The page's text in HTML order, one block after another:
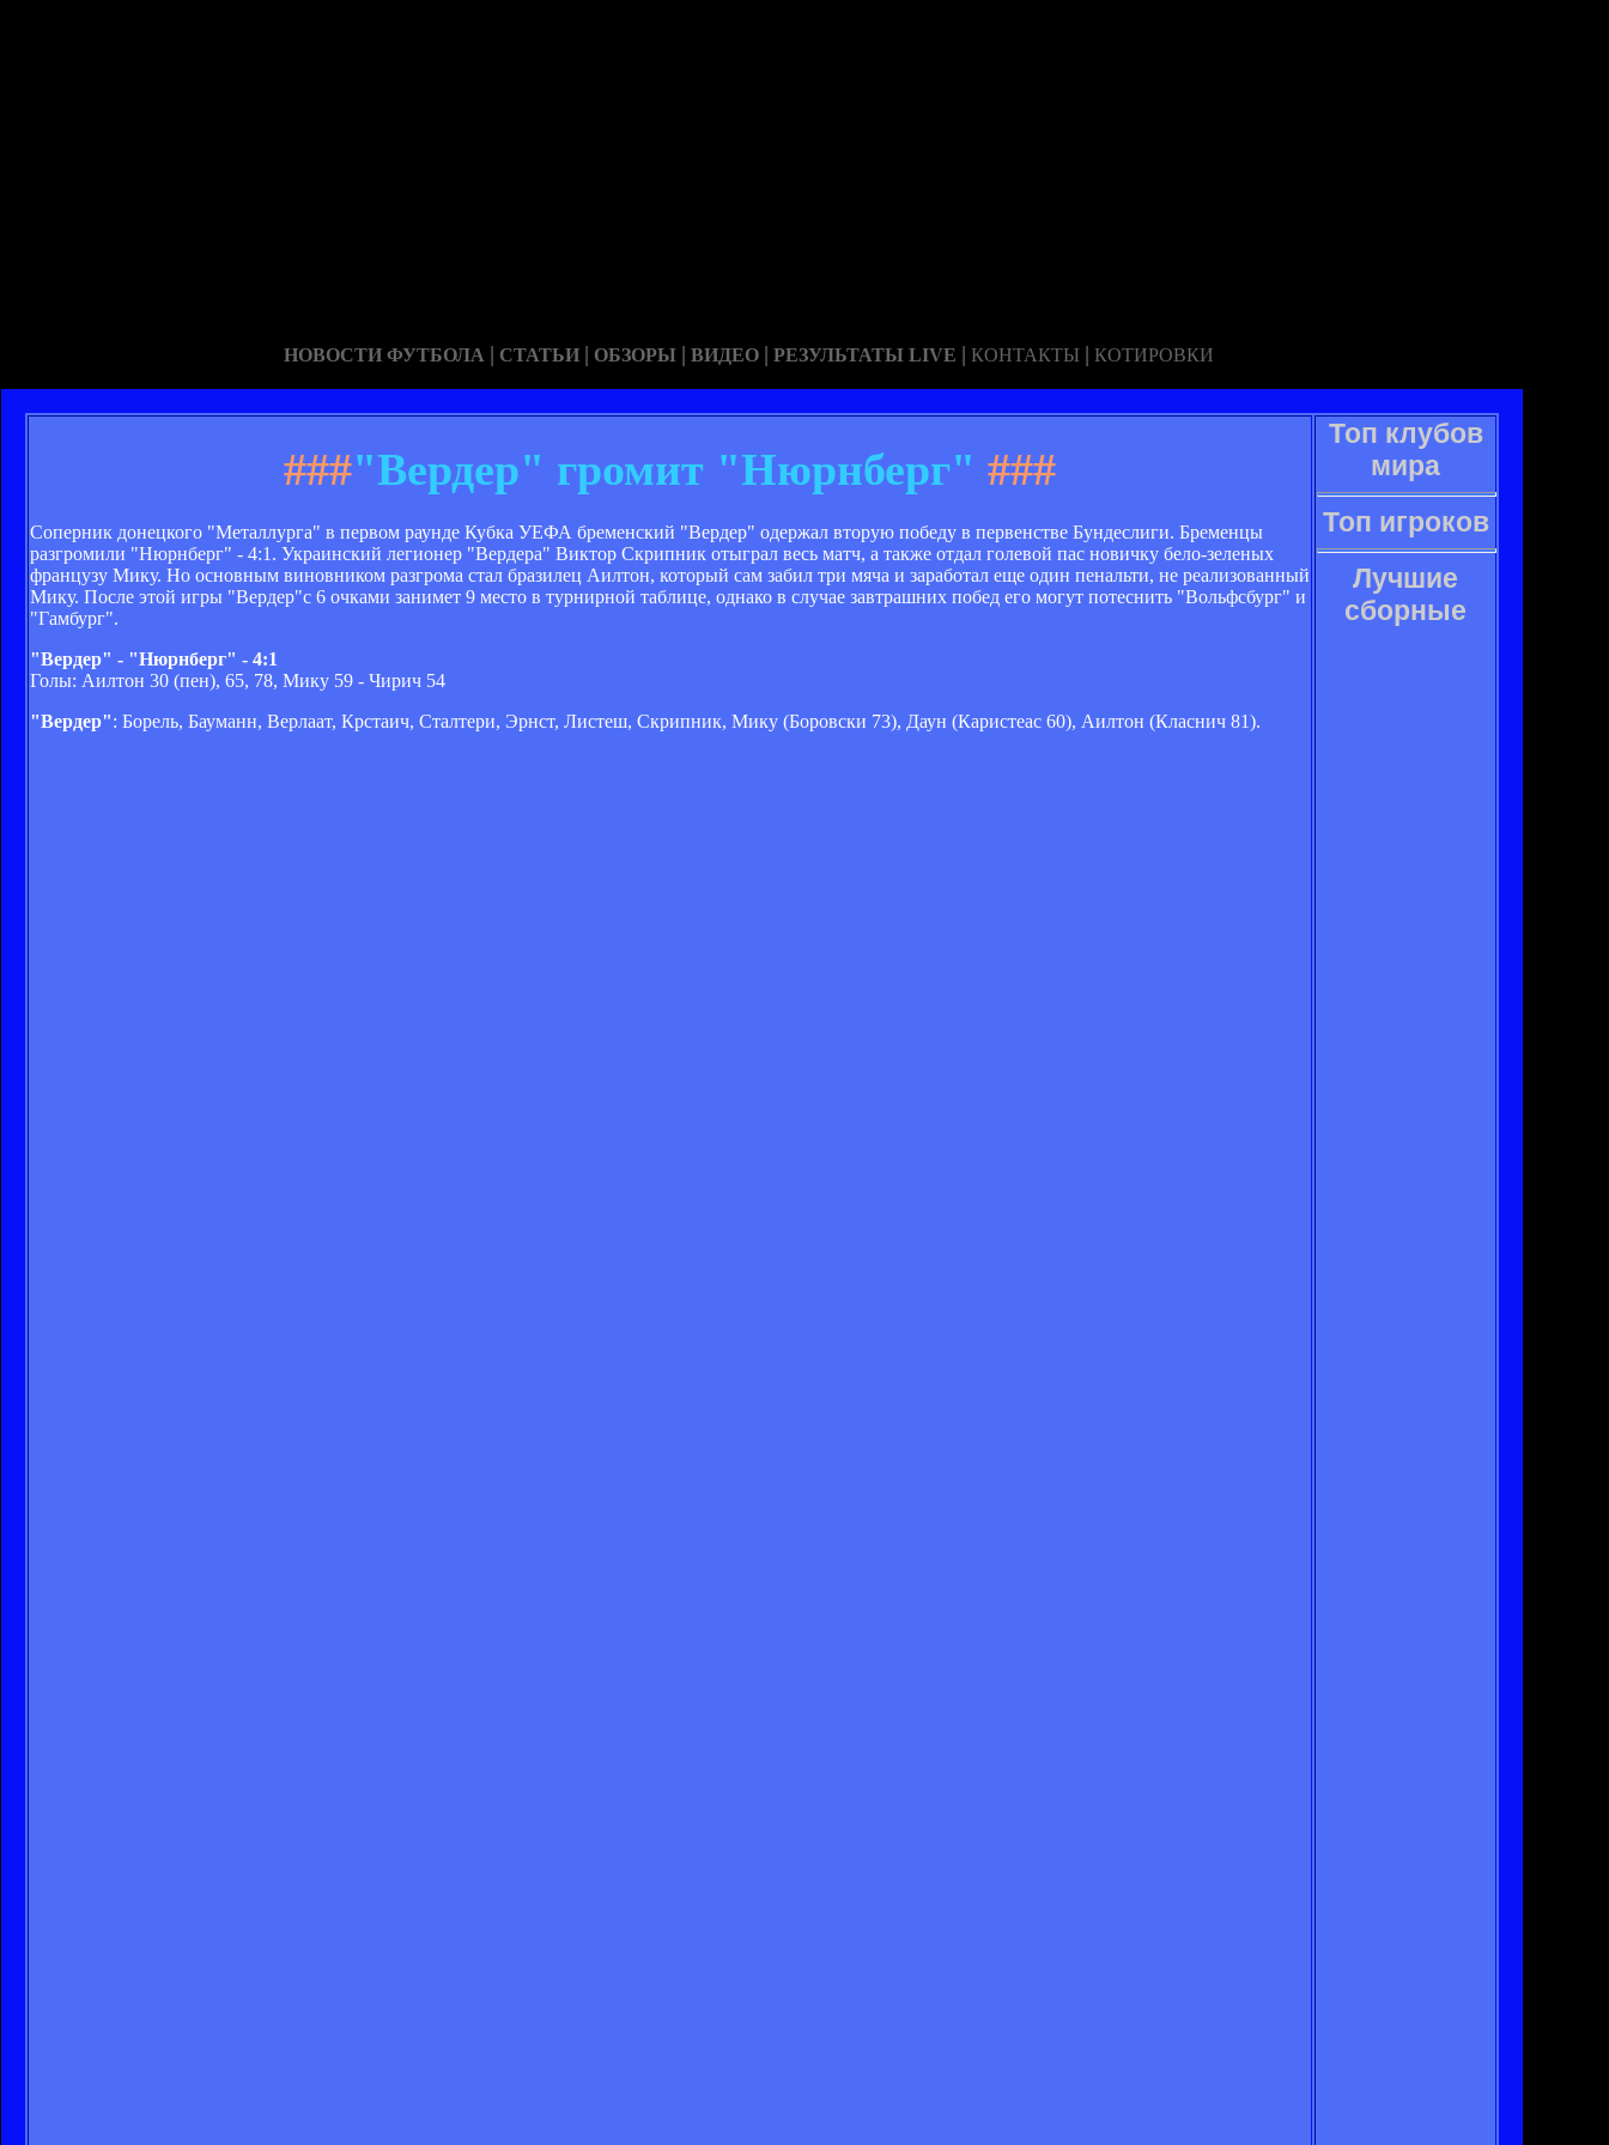
НОВОСТИ ФУТБОЛА | СТАТЬИ | ОБЗОРЫ | ВИДЕО | РЕЗУЛЬТАТЫ LIVE | КОНТАКТЫ | КОТИРОВКИ
###"Вердер" громит "Нюрнберг" ###
Соперник донецкого "Металлурга" в первом раунде Кубка УЕФА бременский "Вердер" одержал вторую победу в первенстве Бундеслиги. Бременцы
разгромили "Нюрнберг" - 4:1. Украинский легионер "Вердера" Виктор Скрипник отыграл весь матч, а также отдал голевой пас новичку бело-зеленых
французу Мику. Но основным виновником разгрома стал бразилец Аилтон, который сам забил три мяча и заработал еще один пенальти, не реализованный
Мику. После этой игры "Вердер"с 6 очками занимет 9 место в турнирной таблице, однако в случае завтрашних побед его могут потеснить "Вольфсбург" и
"Гамбург".
"Вердер" - "Нюрнберг" - 4:1
Голы: Аилтон 30 (пен), 65, 78, Мику 59 - Чирич 54
"Вердер": Борель, Бауманн, Верлаат, Крстаич, Сталтери, Эрнст, Листеш, Скрипник, Мику (Боровски 73), Даун (Каристеас 60), Аилтон (Класнич 81).
Топ клубов
мира
Топ игроков
Лучшие
сборные